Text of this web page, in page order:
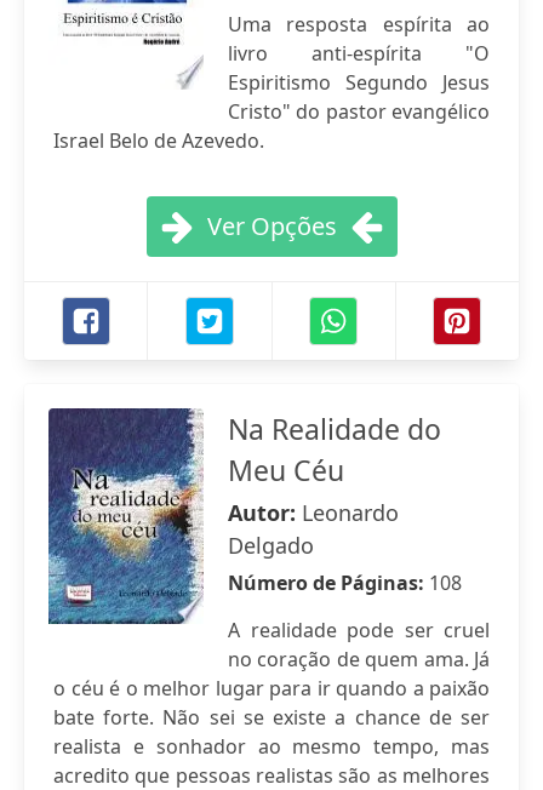
Uma resposta espírita ao
livro anti-espírita "O
Espiritismo Segundo Jesus
Cristo" do pastor evangélico
Israel Belo de Azevedo.
Ver Opções
Na Realidade do
Meu Céu
Autor: Leonardo
Delgado
Número de Páginas: 108
A realidade pode ser cruel
no coração de quem ama. Já
o céu é o melhor lugar para ir quando a paixão
bate forte. Não sei se existe a chance de ser
realista e sonhador ao mesmo tempo, mas
acredito que pessoas realistas são as melhores